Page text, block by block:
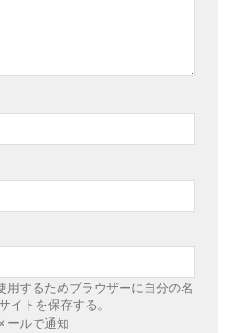
用するためブラウザーに自分の名
イトを保存する。
ールで通知